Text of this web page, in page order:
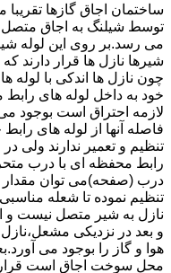
ساختمان اجاق گازها
توسط شیلنگ به اجاق متصل
می رسد.بر روی این لوله
شیرها نازل ها قرار دارند
چون نازل ها اندکی با لوله
خود به داخل لوله های
لازمه احتراق است بوجود
فاصله آنها از لوله های
تنظیم و تعمیر ندارند ولی
رابط محفظه ای با درب
درب (صفحه)می توان مقدار
تنظیم نموده تا شعله
نازل به شیر متصل نیست و
و بعد در نزدیکی
هوا و گاز را بوجود می
محل سوخت اجاق است قرار